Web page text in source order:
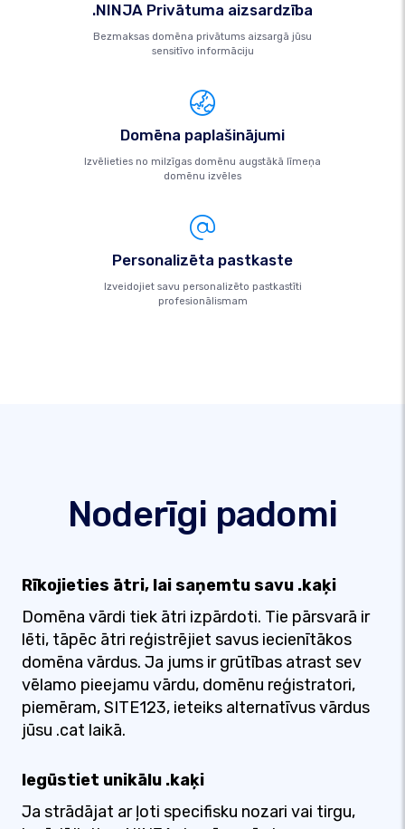
.NINJA Privātuma aizsardzība
Bezmaksas domēna privātums aizsargā jūsu
sensitīvo informāciju
Domēna paplašinājumi
Izvēlieties no milzīgas domēnu augstākā līmeņa
domēnu izvēles
Personalizēta pastkaste
Izveidojiet savu personalizēto pastkastīti
profesionālismam
Noderīgi padomi
Rīkojieties ātri, lai saņemtu savu .kaķi
Domēna vārdi tiek ātri izpārdoti. Tie pārsvarā ir
lēti, tāpēc ātri reģistrējiet savus iecienītākos
domēna vārdus. Ja jums ir grūtības atrast sev
vēlamo pieejamu vārdu, domēnu reģistratori,
piemēram, SITE123, ieteiks alternatīvus vārdus
jūsu .cat laikā.
Iegūstiet unikālu .kaķi
Ja strādājat ar ļoti specifisku nozari vai tirgu,